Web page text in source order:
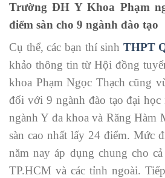
Trường ĐH Y Khoa Phạm
điểm sàn cho 9 ngành đào tạo
Cụ thể, các bạn thí sinh THPT
khảo thông tin từ Hội đồng
khoa Phạm Ngọc Thạch cũng
đối với 9 ngành đào tạo đại học
ngành Y đa khoa và Răng Hàm
sàn cao nhất lấy 24 điểm. Mức
năm nay áp dụng chung cho
TP.HCM và các tỉnh ngoài.